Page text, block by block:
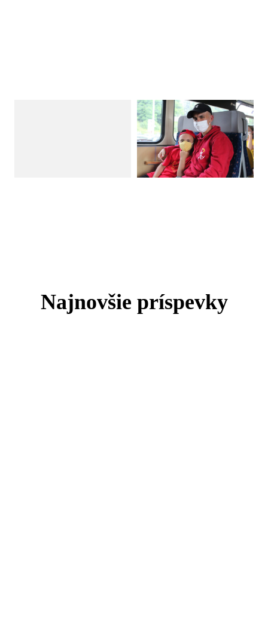
Najnovšie príspevky